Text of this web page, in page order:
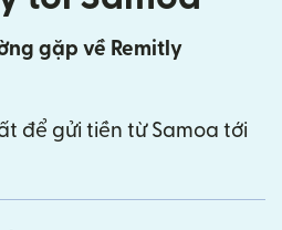
gặp về Remitly
để gửi tiền từ Samoa tới